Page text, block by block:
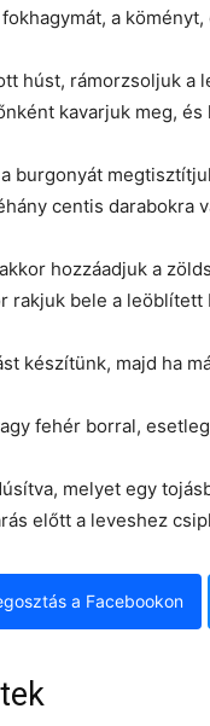
a
húst, rámorzsoljuk a
kavarjuk meg,
burgonyát
centis darabokra
hozzáadjuk a
rakjuk bele a
készítünk, majd ha
fehér borral,
melyet egy
előtt a leveshez
a Facebookon